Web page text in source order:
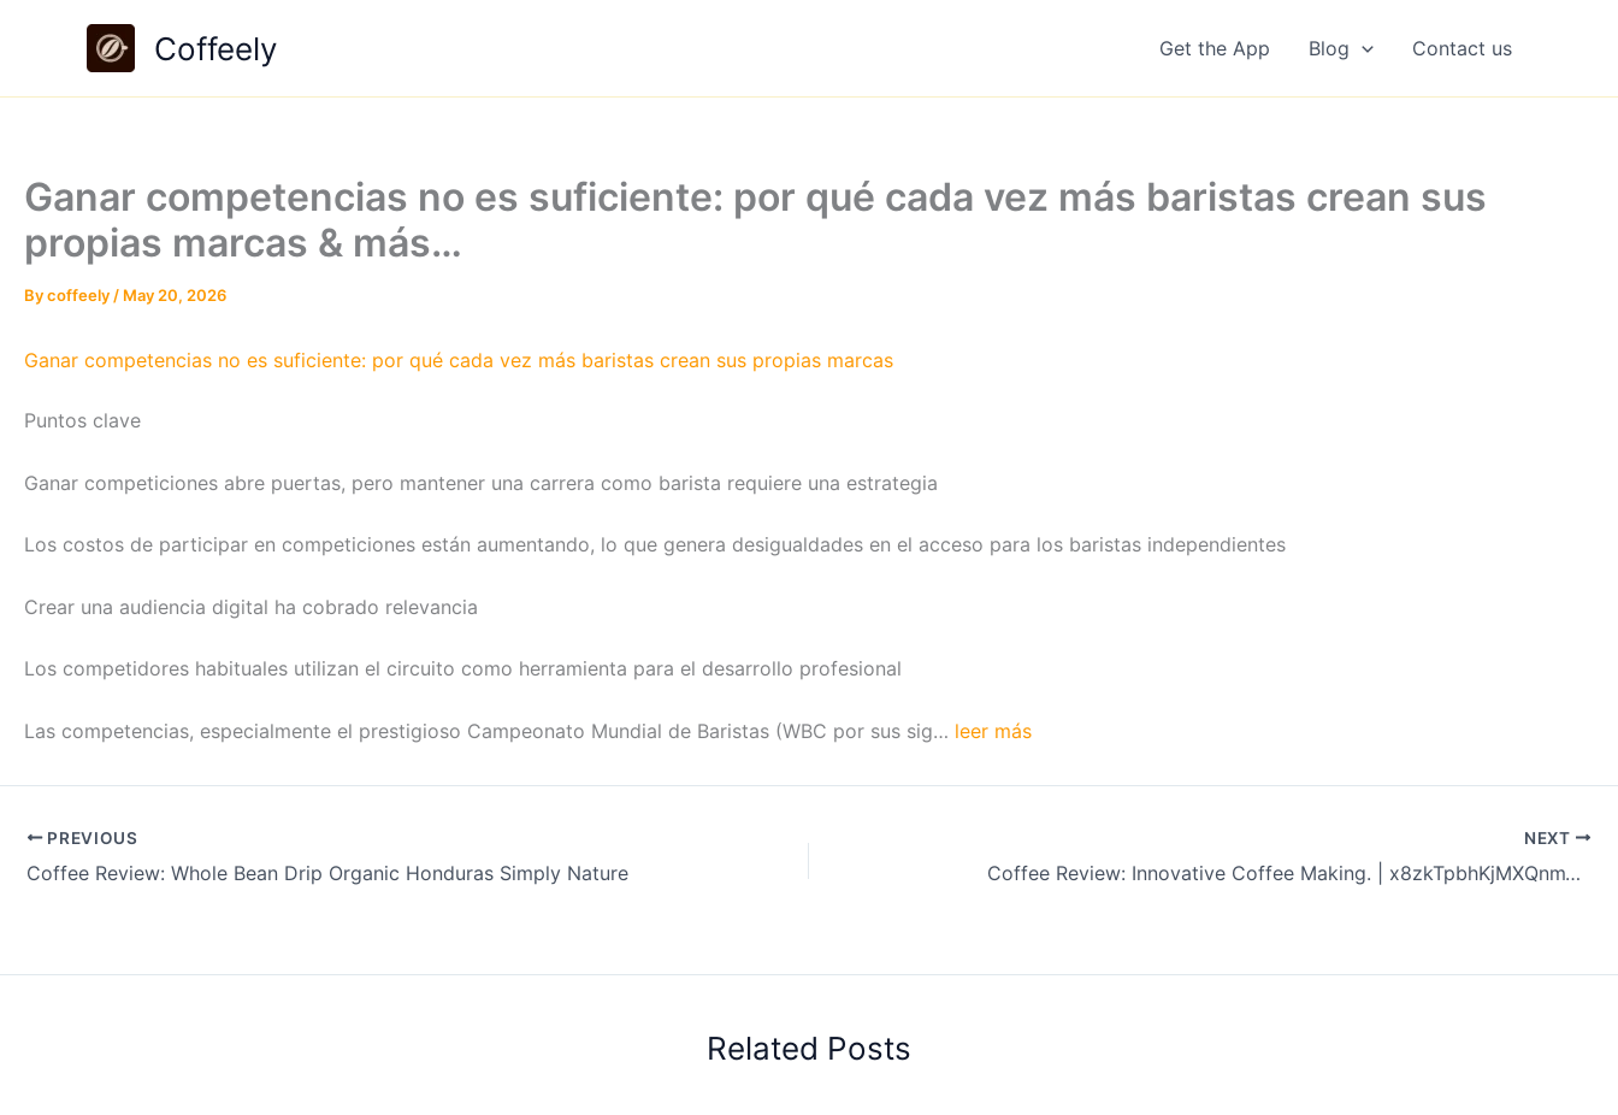
Coffeely Get the App Blog Contact us
Ganar competencias no es suficiente: por qué cada vez más baristas crean sus
propias marcas & más…
Bycoffeely / May 20, 2026
Ganar competencias no es suficiente: por qué cada vez más baristas crean sus propias marcas
Puntos clave
Ganar competiciones abre puertas, pero mantener una carrera como barista requiere una estrategia
Los costos de participar en competiciones están aumentando, lo que genera desigualdades en el acceso para los baristas independientes
Crear una audiencia digital ha cobrado relevancia
Los competidores habituales utilizan el circuito como herramienta para el desarrollo profesional
Las competencias, especialmente el prestigioso Campeonato Mundial de Baristas (WBC por sus sig… leer más
PREVIOUS
Coffee Review: Whole Bean Drip Organic Honduras Simply Nature
NEXT
Coffee Review: Innovative Coffee Making. | x8zkTpbhKjMXQnmTnvwG
Related Posts